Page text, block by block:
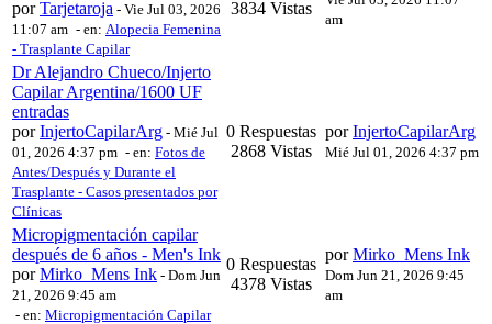
porTarjetaroja - Vie Jul 03, 2026
11:07 am - en: Alopecia Femenina
- Trasplante Capilar
3834 Vistas
am
Dr Alejandro Chueco/Injerto
Capilar Argentina/1600 UF
entradas
porInjertoCapilarArg - Mié Jul
01, 2026 4:37 pm - en: Fotos de
Antes/Después y Durante el
Trasplante - Casos presentados por
Clínicas
0 Respuestas
2868 Vistas
porInjertoCapilarArg
Mié Jul 01, 2026 4:37 pm
Micropigmentación capilar
después de 6 años - Men's Ink
porMirko_Mens Ink - Dom Jun
21, 2026 9:45 am
- en: Micropigmentación Capilar
0 Respuestas
4378 Vistas
porMirko_Mens Ink
Dom Jun 21, 2026 9:45
am